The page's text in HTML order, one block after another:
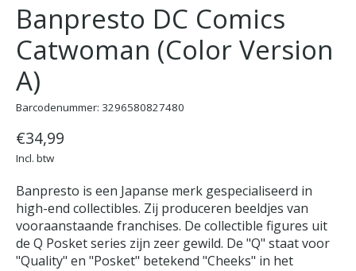
Banpresto DC Comics
Catwoman (Color Version
A)
Barcodenummer: 3296580827480
€34,99
Incl. btw
Banpresto is een Japanse merk gespecialiseerd in
high-end collectibles. Zij produceren beeldjes van
vooraanstaande franchises. De collectible figures uit
de Q Posket series zijn zeer gewild. De "Q" staat voor
"Quality" en "Posket" betekend "Cheeks" in het